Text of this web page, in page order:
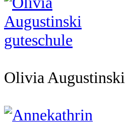
Olivia Augustinski